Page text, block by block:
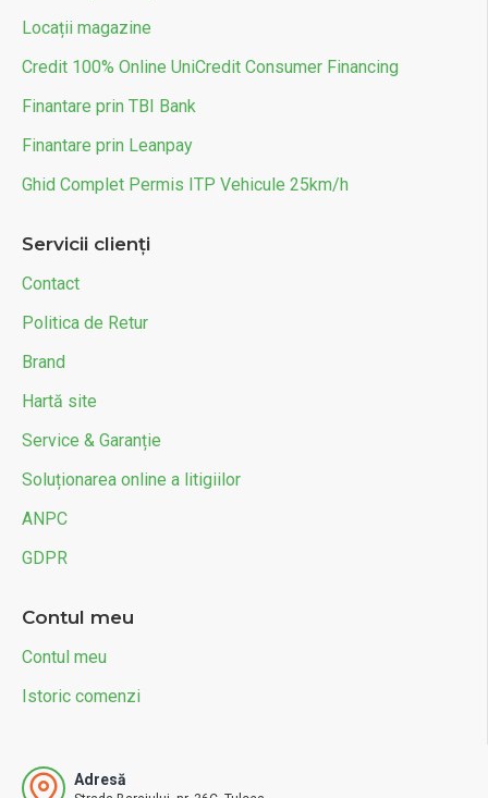
Locații magazine
Credit 100% Online UniCredit Consumer Financing
Finantare prin TBI Bank
Finantare prin Leanpay
Ghid Complet Permis ITP Vehicule 25km/h
Servicii clienți
Contact
Politica de Retur
Brand
Hartă site
Service & Garanție
Soluționarea online a litigiilor
ANPC
GDPR
Contul meu
Contul meu
Istoric comenzi
Adresă